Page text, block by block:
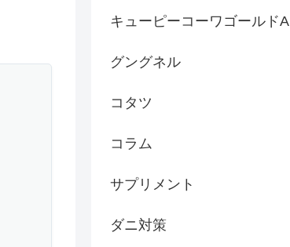
キューピーコーワゴールドA
グングネル
コタツ
コラム
サプリメント
ダニ対策